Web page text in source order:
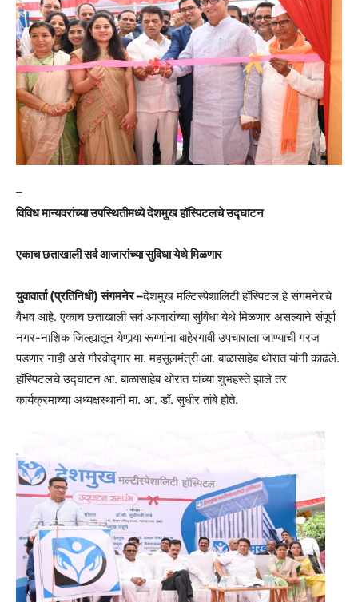
–
विविध मान्यवरांच्या उपस्थितीमध्ये देशमुख हॉस्पिटलचे उद्घाटन
एकाच छताखाली सर्व आजारांच्या सुविधा येथे मिळणार
युवावार्ता (प्रतिनिधी) संगमनेर –देशमुख मल्टिस्पेशालिटी हॉस्पिटल हे संगमनेरचे
वैभव आहे. एकाच छताखाली सर्व आजारांच्या सुविधा येथे मिळणार असल्याने संपूर्ण
नगर-नाशिक जिल्ह्यातून येणार्‍या रूग्णांना बाहेरगावी उपचाराला जाण्याची गरज
पडणार नाही असे गौरवोद्गार मा. महसूलमंत्री आ. बाळासाहेब थोरात यांनी काढले.
हॉस्पिटलचे उद्घाटन आ. बाळासाहेब थोरात यांच्या शुभहस्ते झाले तर
कार्यक्रमाच्या अध्यक्षस्थानी मा. आ. डॉ. सुधीर तांबे होते.